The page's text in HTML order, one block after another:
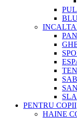
PENTRU COPII
HAINE